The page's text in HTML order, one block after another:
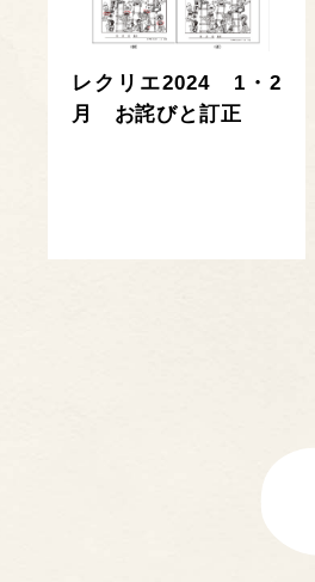
レクリエ2024 1・2
月 お詫びと訂正